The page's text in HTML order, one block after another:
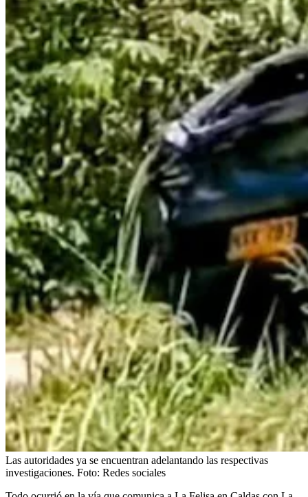
Las autoridades ya se encuentran adelantando las respectivas
investigaciones. Foto: Redes sociales